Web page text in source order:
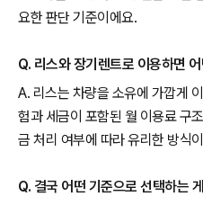
요한 판단 기준이에요.
Q. 리스와 장기렌트로 이용하면
A. 리스는 차량을 소유에 가깝게
험과 세금이 포함된 월 이용료 구
금 처리 여부에 따라 유리한 방식
Q. 결국 어떤 기준으로 선택하는